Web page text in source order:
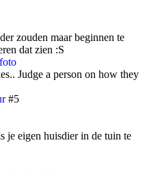
zouden maar beginnen te
dat zien :S
foto
Judge a person on how they
#5
je eigen huisdier in de tuin te